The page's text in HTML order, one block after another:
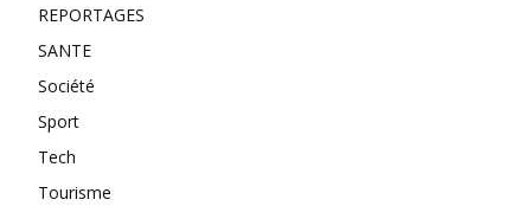
REPORTAGES
SANTE
Société
Sport
Tech
Tourisme